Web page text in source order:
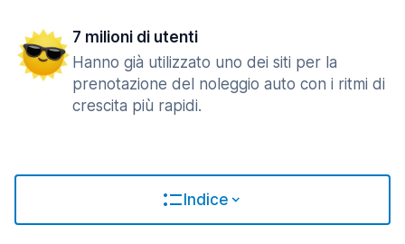
7 milioni di utenti
Hanno già utilizzato uno dei siti per la
prenotazione del noleggio auto con i ritmi di
crescita più rapidi.
Indice